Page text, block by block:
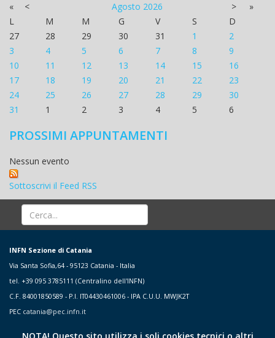
« < Agosto 2026 >
»
L
M M G V S
D
27
28 29 30 31 1
2
3
4 5 6 7 8
9
10
11 12 13 14 15
16
17
18 19 20 21 22
23
24
25 26 27 28 29
30
31
1 2 3 4 5 6
PROSSIMI APPUNTAMENTI
Nessun evento
Sottoscrivi il Feed RSS
INFN Sezione di Catania
Via Santa Sofia,64 - 95123 Catania - Italia
tel. +39 095 3785111 (Centralino dell'INFN)
C.F. 84001850589 - P.I. IT04430461006 - IPA C.U.U. MWJK2T
PEC catania@pec.infn.it